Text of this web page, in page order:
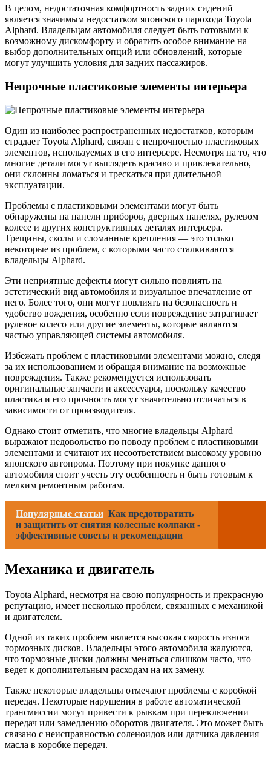
В целом, недостаточная комфортность задних сидений
является значимым недостатком японского парохода Toyota
Alphard. Владельцам автомобиля следует быть готовыми к
возможному дискомфорту и обратить особое внимание на
выбор дополнительных опций или обновлений, которые
могут улучшить условия для задних пассажиров.
Непрочные пластиковые элементы интерьера
Один из наиболее распространенных недостатков, которым
страдает Toyota Alphard, связан с непрочностью пластиковых
элементов, используемых в его интерьере. Несмотря на то, что
многие детали могут выглядеть красиво и привлекательно,
они склонны ломаться и трескаться при длительной
эксплуатации.
Проблемы с пластиковыми элементами могут быть
обнаружены на панели приборов, дверных панелях, рулевом
колесе и других конструктивных деталях интерьера.
Трещины, сколы и сломанные крепления — это только
некоторые из проблем, с которыми часто сталкиваются
владельцы Alphard.
Эти неприятные дефекты могут сильно повлиять на
эстетический вид автомобиля и визуальное впечатление от
него. Более того, они могут повлиять на безопасность и
удобство вождения, особенно если повреждение затрагивает
рулевое колесо или другие элементы, которые являются
частью управляющей системы автомобиля.
Избежать проблем с пластиковыми элементами можно, следя
за их использованием и обращая внимание на возможные
повреждения. Также рекомендуется использовать
оригинальные запчасти и аксессуары, поскольку качество
пластика и его прочность могут значительно отличаться в
зависимости от производителя.
Однако стоит отметить, что многие владельцы Alphard
выражают недовольство по поводу проблем с пластиковыми
элементами и считают их несоответствием высокому уровню
японского автопрома. Поэтому при покупке данного
автомобиля стоит учесть эту особенность и быть готовым к
мелким ремонтным работам.
Популярные статьи Как предотвратить
и защитить от снятия колесные колпаки -
эффективные советы и рекомендации
Механика и двигатель
Toyota Alphard, несмотря на свою популярность и прекрасную
репутацию, имеет несколько проблем, связанных с механикой
и двигателем.
Одной из таких проблем является высокая скорость износа
тормозных дисков. Владельцы этого автомобиля жалуются,
что тормозные диски должны меняться слишком часто, что
ведет к дополнительным расходам на их замену.
Также некоторые владельцы отмечают проблемы с коробкой
передач. Некоторые нарушения в работе автоматической
трансмиссии могут привести к рывкам при переключении
передач или замедлению оборотов двигателя. Это может быть
связано с неисправностью соленоидов или датчика давления
масла в коробке передач.